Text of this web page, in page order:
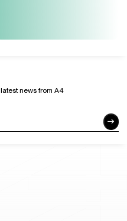
news from A4